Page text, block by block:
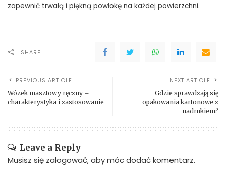
zapewnić trwałą i piękną powłokę na każdej powierzchni.
SHARE
PREVIOUS ARTICLE
Wózek masztowy ręczny –
charakterystyka i zastosowanie
NEXT ARTICLE
Gdzie sprawdzają się
opakowania kartonowe z
nadrukiem?
Leave a Reply
Musisz się zalogować, aby móc dodać komentarz.